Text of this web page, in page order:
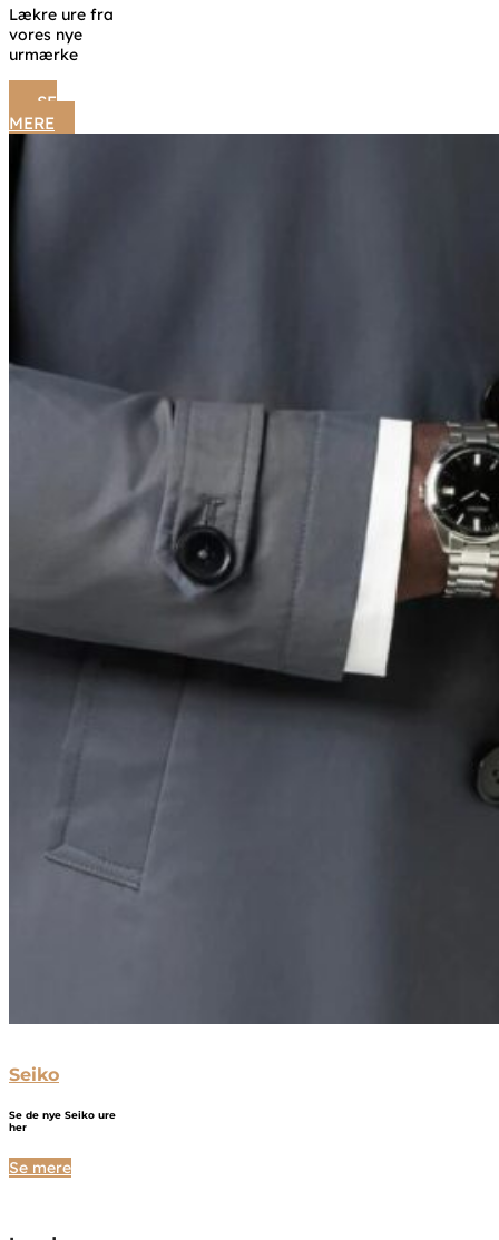
Lækre ure fra
vores nye
urmærke
SE
MERE
Seiko
Se de nye Seiko ure
her
Se mere